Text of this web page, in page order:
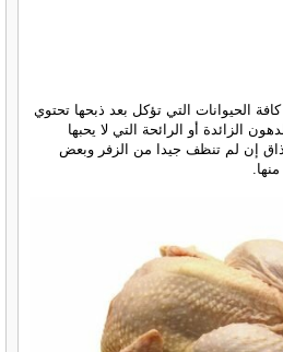
الحيوانات التي تؤكل بعد ذبحها تحتوي
الزائدة أو الرائحة التي لا يحبها
إن لم تنظف جيدا من الزفر وبعض